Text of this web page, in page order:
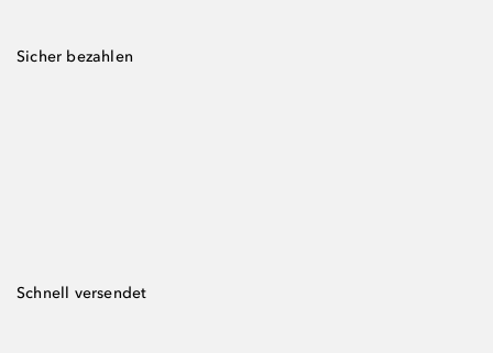
Sicher bezahlen
Schnell versendet